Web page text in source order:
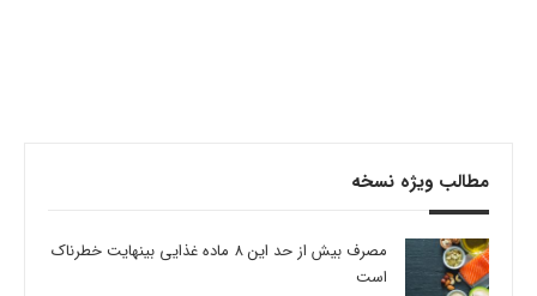
مطالب ویژه نسخه
مصرف بیش از حد این 8 ماده غذایی بینهایت خطرناک
است